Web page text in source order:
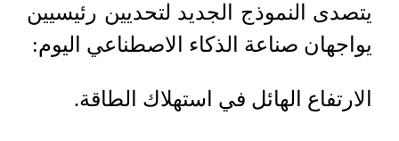
يتصدى النموذج الجديد لتحديين رئيسيين
يواجهان صناعة الذكاء الاصطناعي اليوم:
الارتفاع الهائل في استهلاك الطاقة.